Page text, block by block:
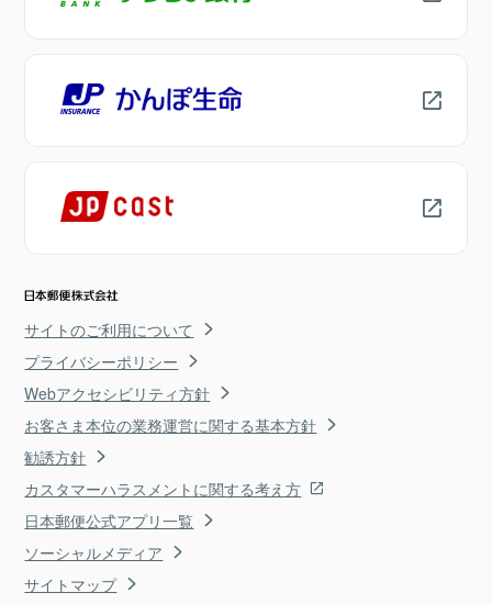
サイトのご利用について
プライバシーポリシー
Webアクセシビリティ方針
お客さま本位の業務運営に関する基本方針
勧誘方針
カスタマーハラスメントに関する考え方
日本郵便公式アプリ一覧
ソーシャルメディア
サイトマップ